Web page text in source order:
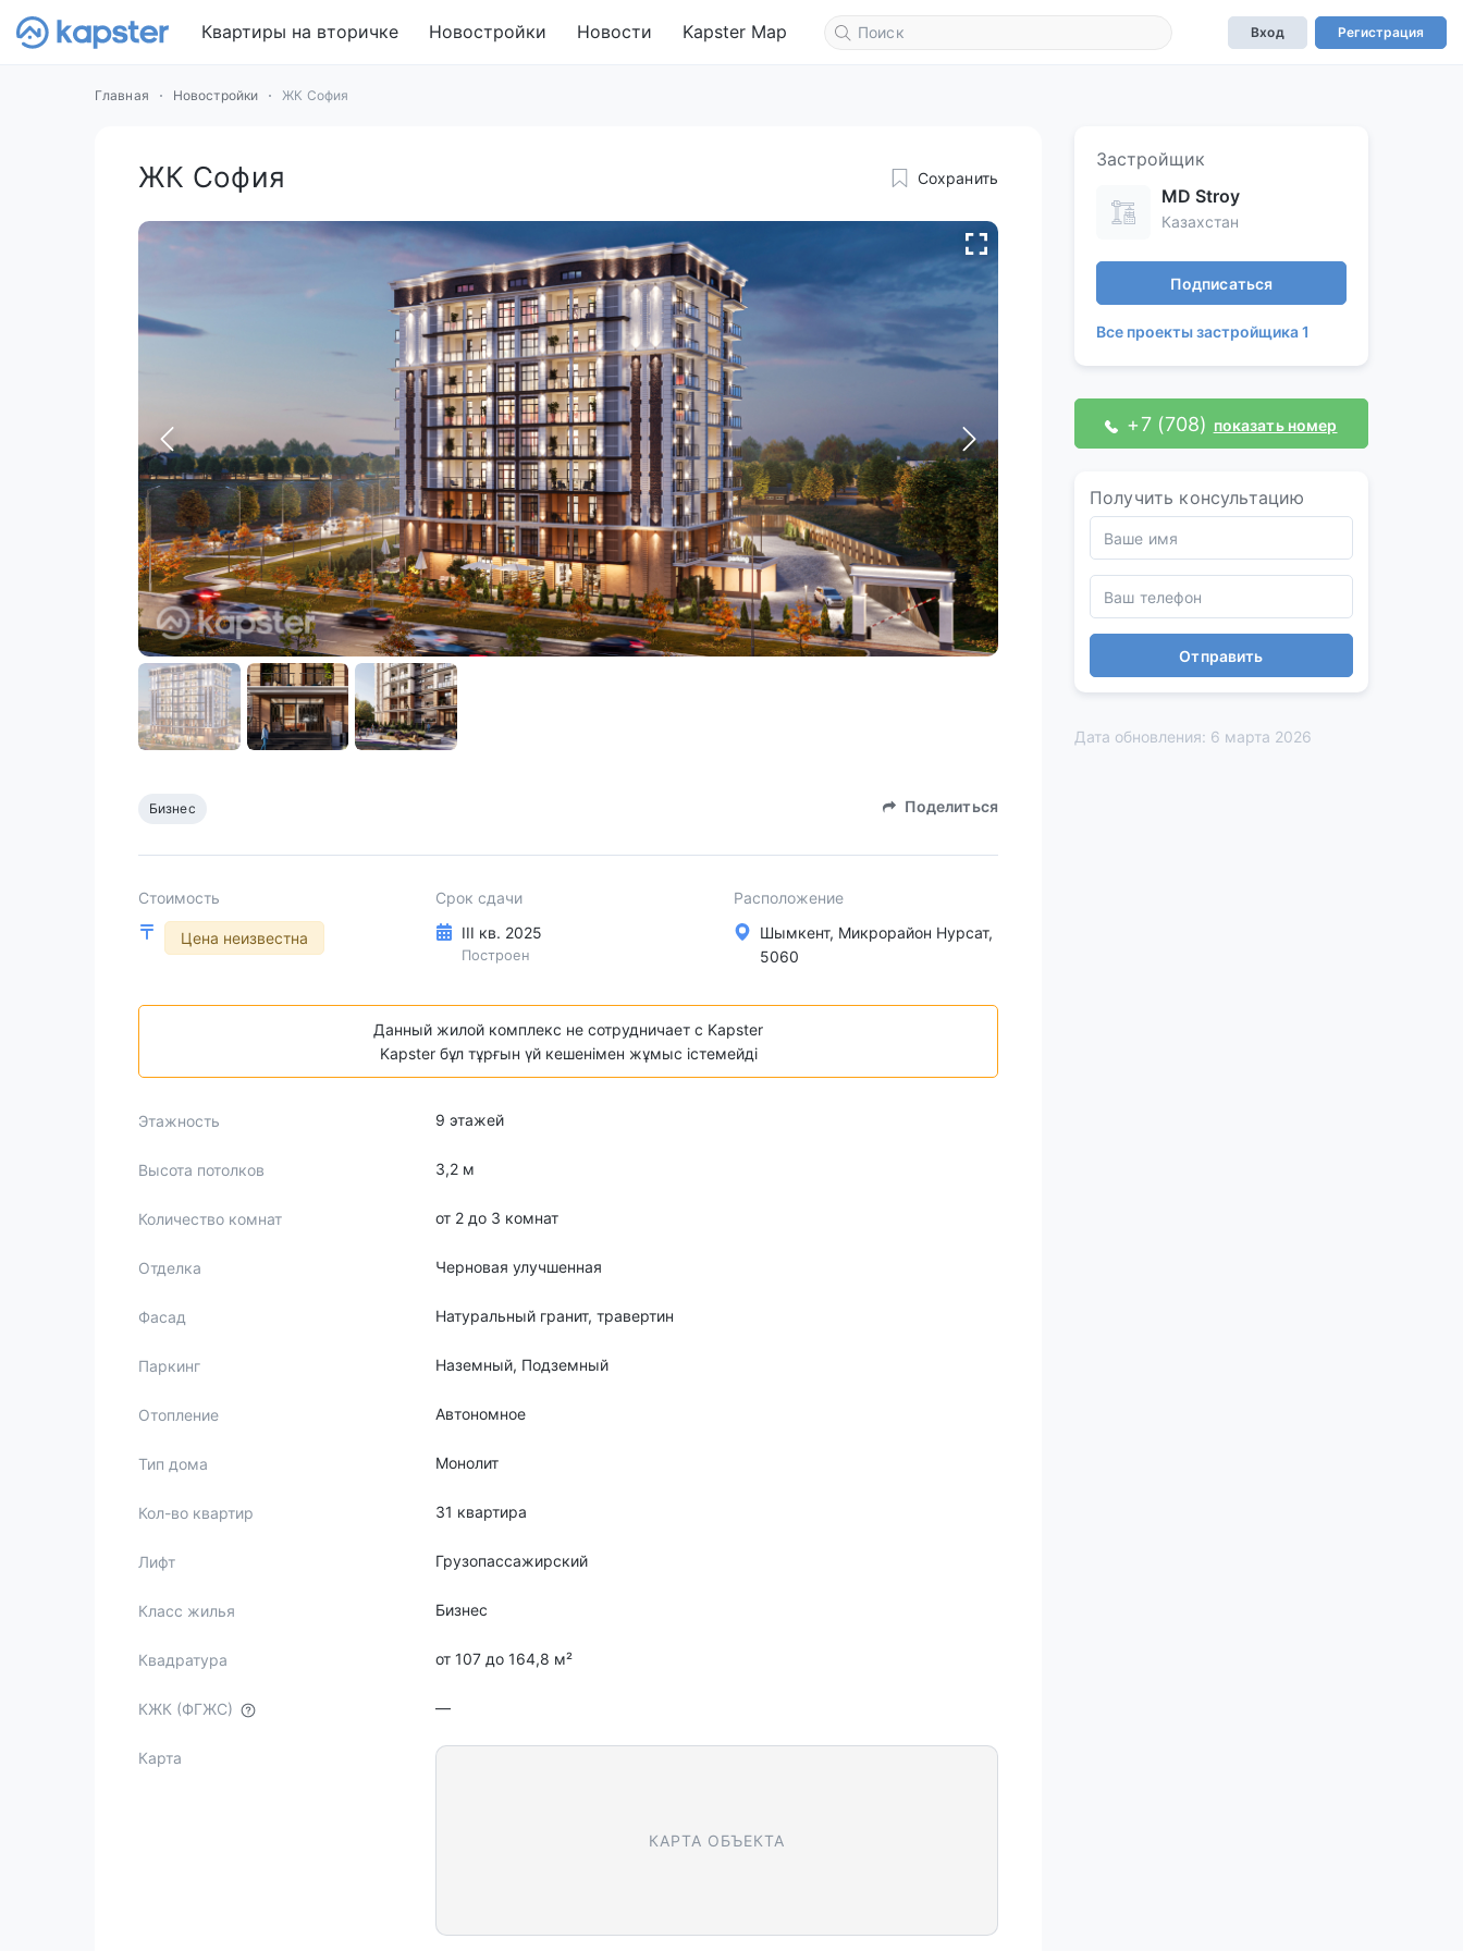
Квартиры на вторичке Новостройки Новости Kapster Map Вход Регистрация
Главная Новостройки ЖК София
ЖК София Сохранить
Бизнес Поделиться
Стоимость
Цена неизвестна
Срок сдачи
III кв. 2025
Построен
Расположение
Шымкент, Микрорайон Нурсат,
5060
Данный жилой комплекс не сотрудничает с Kapster
Kapster бұл тұрғын үй кешенімен жұмыс істемейді
Этажность 9 этажей
Высота потолков 3,2 м
Количество комнат от 2 до 3 комнат
Отделка Черновая улучшенная
Фасад Натуральный гранит, травертин
Паркинг Наземный, Подземный
Отопление Автономное
Тип дома Монолит
Кол-во квартир 31 квартира
Лифт Грузопассажирский
Класс жилья Бизнес
Квадратура от 107 до 164,8 м²
КЖК (ФГЖС) —
Карта
КАРТА ОБЪЕКТА
Застройщик
MD Stroy
Казахстан
Подписаться
Все проекты застройщика 1
+7 (708) показать номер
Получить консультацию
Отправить
Дата обновления: 6 марта 2026